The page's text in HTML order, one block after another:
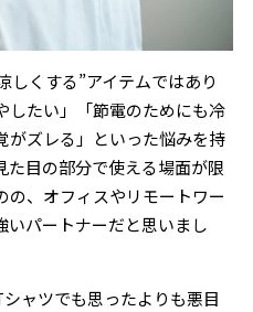
しくする”アイテムではあり
したい」「節電のためにも冷
がズレる」といった悩みを持
た目の部分で使える場面が限
の、オフィスやリモートワー
いパートナーだと思いまし
ャツでも思ったよりも悪目